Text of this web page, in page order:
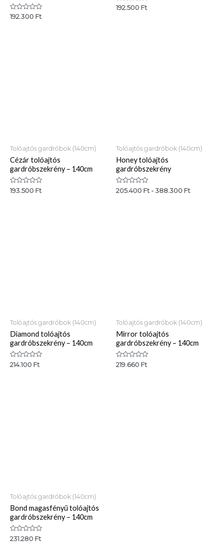
Értékelés:
192.300 Ft
Értékelés:
192.500 Ft
Tolóajtós gardróbok (140cm)
Cézár tolóajtós
gardróbszekrény – 140cm
Értékelés:
193.500 Ft
Tolóajtós gardróbok (140cm)
Honey tolóajtós
gardróbszekrény
Értékelés:
205.400 Ft-388.300 Ft
Tolóajtós gardróbok (140cm)
Diamond tolóajtós
gardróbszekrény – 140cm
Értékelés:
214.100 Ft
Tolóajtós gardróbok (140cm)
Mirror tolóajtós
gardróbszekrény – 140cm
Értékelés:
219.660 Ft
Tolóajtós gardróbok (140cm)
Bond magasfényű tolóajtós
gardróbszekrény – 140cm
Értékelés:
0
231.280 Ft